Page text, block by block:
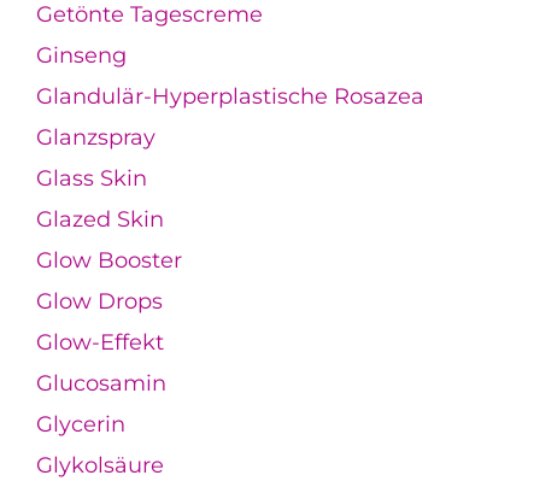
Getönte Tagescreme
Ginseng
Glandulär-Hyperplastische Rosazea
Glanzspray
Glass Skin
Glazed Skin
Glow Booster
Glow Drops
Glow-Effekt
Glucosamin
Glycerin
Glykolsäure